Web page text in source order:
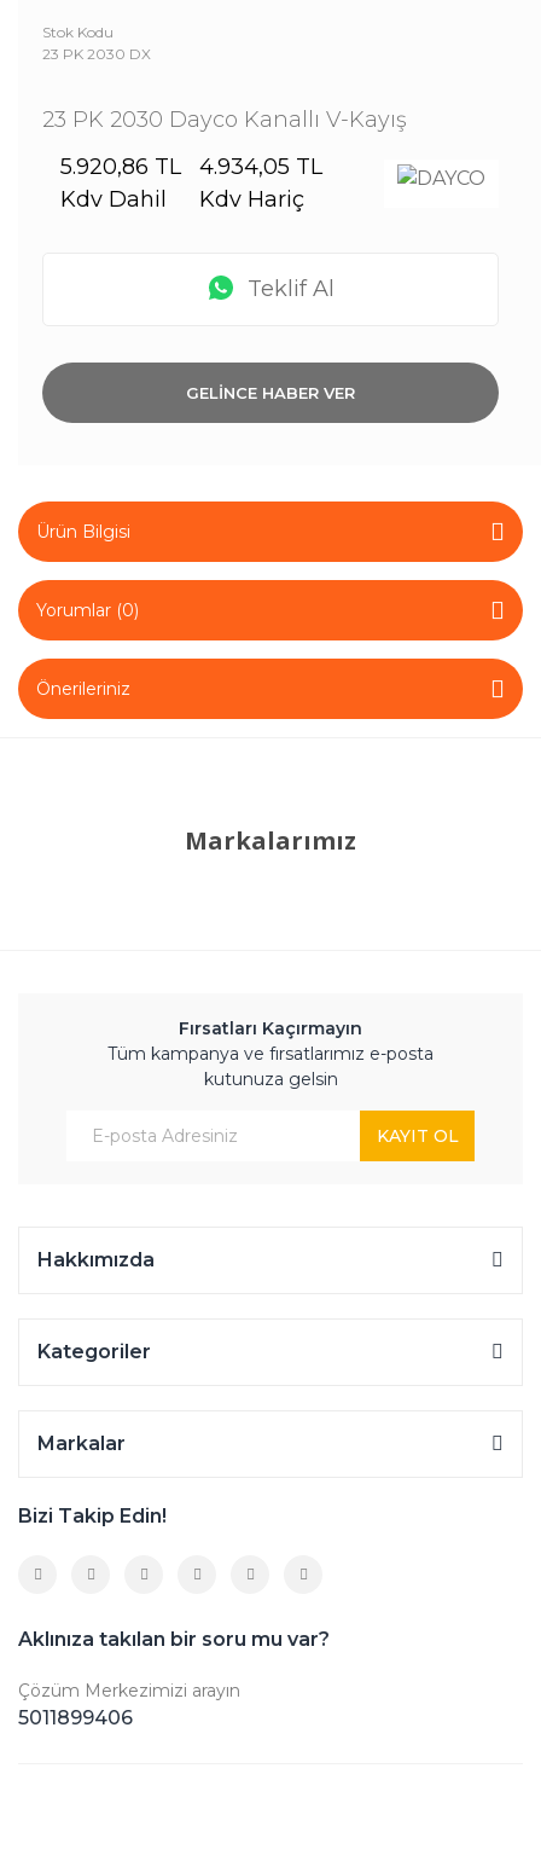
Stok Kodu
23 PK 2030 DX
23 PK 2030 Dayco Kanallı V-Kayış
5.920,86 TL
Kdv Dahil
4.934,05 TL
Kdv Hariç
Teklif Al
GELİNCE HABER VER
Ürün Bilgisi
Yorumlar (0)
Önerileriniz
Markalarımız
Fırsatları Kaçırmayın
Tüm kampanya ve fırsatlarımız e-posta
kutunuza gelsin
KAYIT OL
Hakkımızda
Kategoriler
Markalar
Bizi Takip Edin!
Aklınıza takılan bir soru mu var?
Çözüm Merkezimizi arayın
5011899406